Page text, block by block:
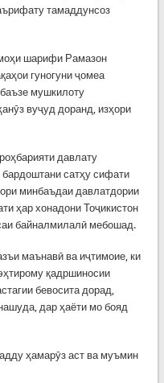
тамаддунсоз
шарифи Рамазон
гуногуни ҷомеа
мушкилоту
вуҷуд доранд, изҳори
давлату
сатҳу сифати
минбаъдаи давлатдории
ҳар хонадони Тоҷикистон
байналмилалӣ мебошад.
маънавӣ ва иҷтимоие, ки
қадршиносии
бевосита дорад,
дар ҳаёти мо бояд
ҳамарӯз аст ва муъмин